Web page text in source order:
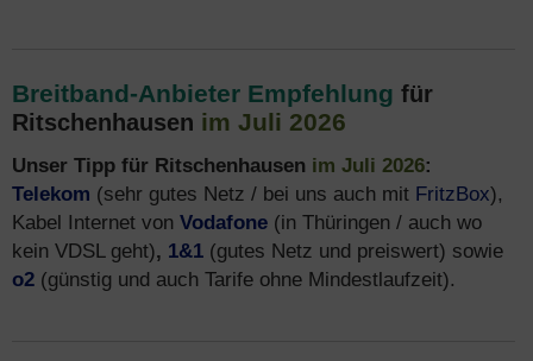
Breitband-Anbieter Empfehlung für
Ritschenhausen im Juli 2026
Unser Tipp für Ritschenhausen im Juli 2026:
Telekom (sehr gutes Netz / bei uns auch mit FritzBox),
Kabel Internet von Vodafone (in Thüringen / auch wo
kein VDSL geht), 1&1 (gutes Netz und preiswert) sowie
o2 (günstig und auch Tarife ohne Mindestlaufzeit).